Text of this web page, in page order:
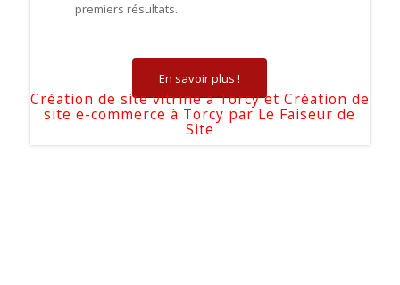
premiers résultats.
En savoir plus !
Création de site vitrine à Torcy et Création de
site e-commerce à Torcy par Le Faiseur de
Site